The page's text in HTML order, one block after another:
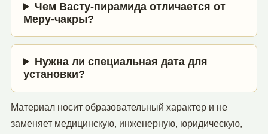
Чем Васту-пирамида отличается от
Меру-чакры?
Нужна ли специальная дата для
установки?
Материал носит образовательный характер и не
заменяет медицинскую, инженерную, юридическую,